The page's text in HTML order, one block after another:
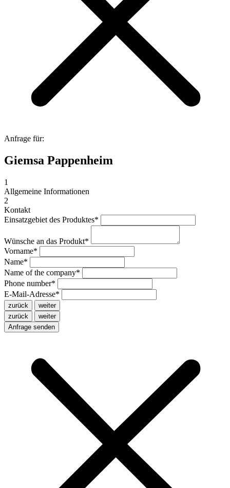
Anfrage für:
Giemsa Pappenheim
1
Allgemeine Informationen
2
Kontakt
Einsatzgebiet des Produktes*
Wünsche an das Produkt*
Vorname*
Name*
Name of the company*
Phone number*
E-Mail-Adresse*
zurück
weiter
zurück
weiter
Anfrage senden